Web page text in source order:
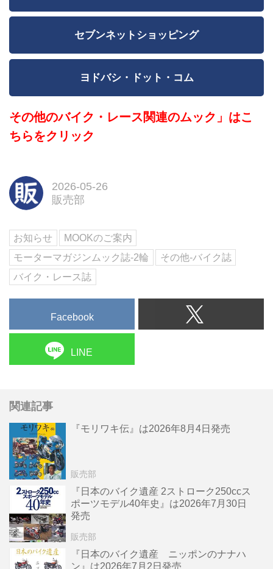
セブンネットショッピング
ヨドバシ・ドット・コム
その他のバイク・レース関連のムック」はこ
ちらをクリック
2026-05-26
販売部
お知らせ
MOOKのご案内
モーターマガジンムック誌-2輪
その他-バイク誌
バイク・レース誌
Facebook
LINE
関連記事
『モリワキ伝』は2026年8月4日発売
販売部
『日本のバイク遺産 2ストローク250ccス
ポーツモデル40年史』は2026年7月30日
発売
販売部
『日本のバイク遺産 ニッポンのナナハ
ン』は2026年7月2日発売